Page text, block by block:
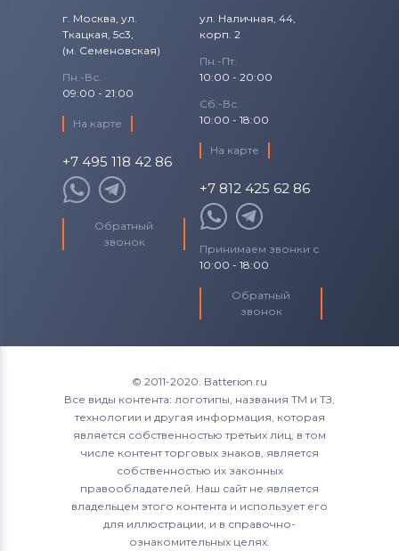
г. Москва, ул.
Ткацкая, 5с3,
(м. Семеновская)
Пн.-Вс.
09:00 - 21:00
На карте
+7 495 118 42 86
Обратный
звонок
ул. Наличная, 44,
корп. 2
Пн.-Пт.
10:00 - 20:00
Сб.-Вс.
10:00 - 18:00
На карте
+7 812 425 62 86
Принимаем звонки с
10:00 - 18:00
Обратный
звонок
© 2011-2020. Batterion.ru
Все виды контента: логотипы, названия ТМ и ТЗ,
технологии и другая информация, которая
является собственностью третьих лиц, в том
числе контент торговых знаков, является
собственностью их законных
правообладателей. Наш сайт не является
владельцем этого контента и использует его
для иллюстрации, и в справочно-
ознакомительных целях.